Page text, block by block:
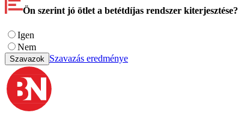
Ön szerint jó ötlet a betétdíjas rendszer kiterjesztése?
Igen
Nem
Szavazok Szavazás eredménye